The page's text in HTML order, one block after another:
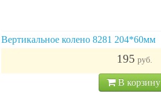
Вертикальное колено 8281 204*60мм
195 руб.
В корзину